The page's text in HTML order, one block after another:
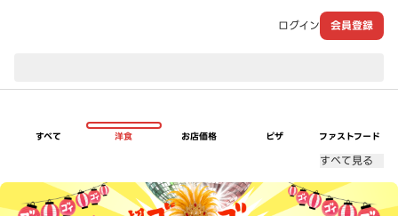
ログイン 会員登録
すべて 洋食 お店価格 ピザ ファストフード
すべて見る
超ゴイゴイヤスー夏祭